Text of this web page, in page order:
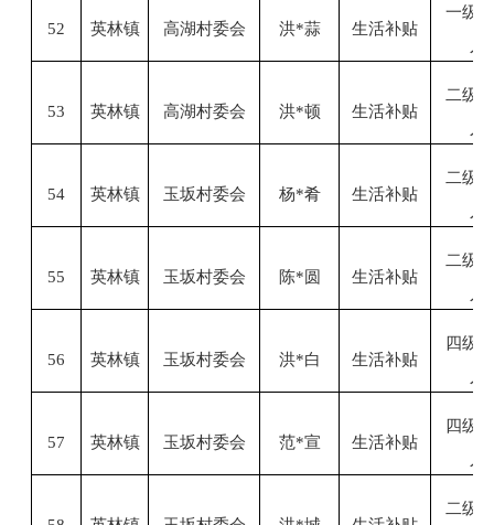
52 英林镇 高湖村委会 洪*蒜 生活补贴
一级
53 英林镇 高湖村委会 洪*顿 生活补贴
二级
54 英林镇 玉坂村委会 杨*肴 生活补贴
二级
55 英林镇 玉坂村委会 陈*圆 生活补贴
二级
56 英林镇 玉坂村委会 洪*白 生活补贴
四级
57 英林镇 玉坂村委会 范*宣 生活补贴
四级
二级